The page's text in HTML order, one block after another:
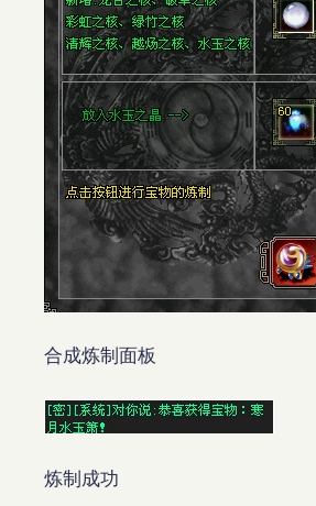
合成炼制面板
炼制成功